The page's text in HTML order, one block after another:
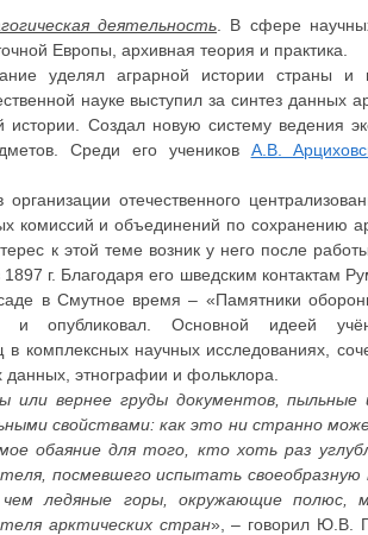
деятельность . В сфере
Европы, архивная теория и практика.
уделял аграрной истории страны и
науке выступил за синтез данных
истории. Создал новую систему ведения
Среди его учеников А.В.
организации отечественного
комиссий и объединений по сохранению
к этой теме возник у него после
1897 г. Благодаря его шведским контактам
в Смутное время – «Памятники
и опубликовал. Основной идеей
в комплексных научных исследованиях,
данных, этнографии и фольклора.
или вернее груды документов,
свойствами: как это ни странно
обаяние для того, кто хоть раз
посмевшего испытать
ледяные горы, окружающие полюс,
арктических стран», – говорил Ю.В.